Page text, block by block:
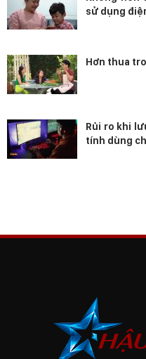
sử dụng
Hơn thua
Rủi ro khi
tính dùng